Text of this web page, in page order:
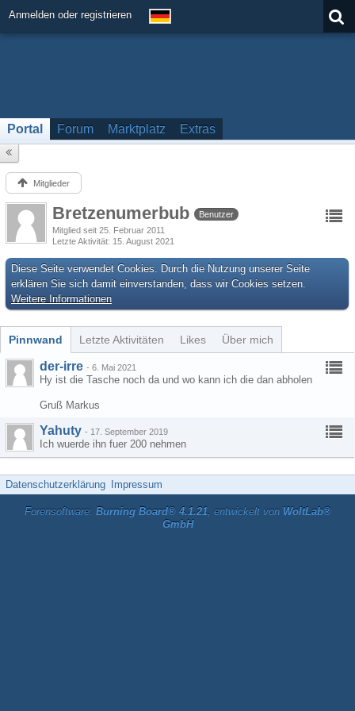
Anmelden oder registrieren
Portal Forum Marktplatz Extras
Mitglieder
Bretzenumerbub
Benutzer
Mitglied seit 25. Februar 2011
Letzte Aktivität 15. August 2021
Diese Seite verwendet Cookies. Durch die Nutzung unserer Seite
erklären Sie sich damit einverstanden, dass wir Cookies setzen.
Weitere Informationen
Pinnwand Letzte Aktivitäten Likes Über mich
der-irre - 6. Mai 2021
Hy ist die Tasche noch da und wo kann ich die dan abholen
Gruß Markus
Yahuty - 17. September 2019
Ich wuerde ihn fuer 200 nehmen
Datenschutzerklärung Impressum
Forensoftware: Burning Board® 4.1.21, entwickelt von WoltLab®
GmbH